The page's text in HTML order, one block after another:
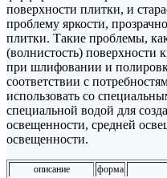
поверхности плитки, и
проблему яркости,
плитки. Такие проблемы,
(волнистость) поверхности
при шлифовании и
соответствии с
использовать со
специальной водой для
освещенности, средней
освещенности.
описание форма